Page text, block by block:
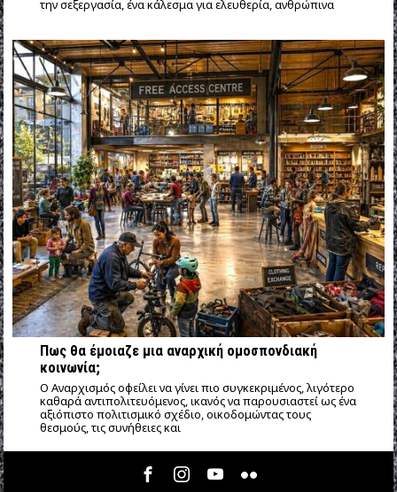
την σεξεργασία, ένα κάλεσμα για ελευθερία, ανθρώπινα
Πως θα έμοιαζε μια αναρχική ομοσπονδιακή
κοινωνία;
Ο Αναρχισμός οφείλει να γίνει πιο συγκεκριμένος, λιγότερο
καθαρά αντιπολιτευόμενος, ικανός να παρουσιαστεί ως ένα
αξιόπιστο πολιτισμικό σχέδιο, οικοδομώντας τους
θεσμούς, τις συνήθειες και